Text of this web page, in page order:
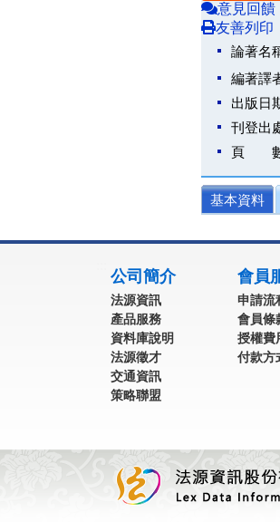
意見回饋
友善列印
論著名
編著譯
出版日
刊登出
頁 數
基本資料
公司簡介
法源資訊
產品服務
資料庫說明
法源徵才
交通資訊
策略聯盟
會員
申請流
會員條
授權費
付款方